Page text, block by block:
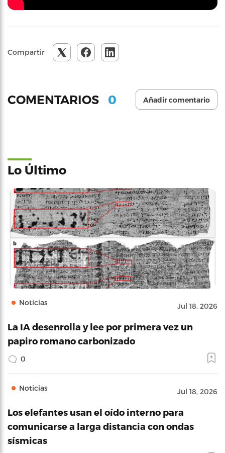
Compartir
COMENTARIOS 0 Añadir comentario
Lo Último
Noticias Jul 18, 2026
La IA desenrolla y lee por primera vez un
papiro romano carbonizado
0
Noticias Jul 18, 2026
Los elefantes usan el oído interno para
comunicarse a larga distancia con ondas
sísmicas